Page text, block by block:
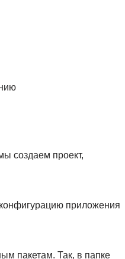
создаем проект,
приложения
пакетам. Так, в папке